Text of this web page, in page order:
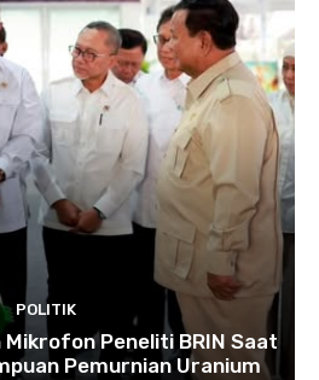
POLITIK
Peneliti BRIN Saat
Pemurnian Uranium